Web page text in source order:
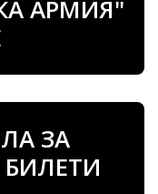
АРМИЯ"
ЗА